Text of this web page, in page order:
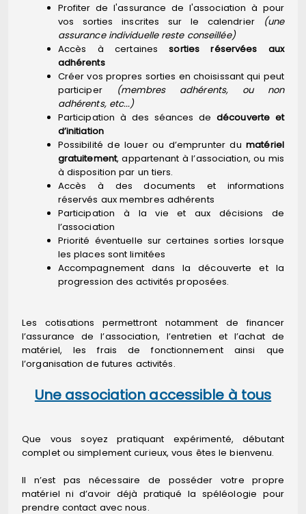
Profiter de l'assurance de l'association à pour
vos sorties inscrites sur le calendrier
(une
assurance individuelle reste conseillée)
Accès à certainessorties réservées aux
adhérents
Créer vos propres sorties en choisissant qui peut
participer
(membres adhérents, ou non
adhérents, etc...)
Participation à des séances dedécouverte et
d’initiation
Possibilité de louer ou d’emprunter dumatériel
gratuitement, appartenant à l’association, ou mis
à disposition par un tiers.
Accès à des documents et informations
réservés aux membres adhérents
Participation à la vie et aux décisions de
l’association
Priorité éventuelle sur certaines sorties lorsque
les places sont limitées
Accompagnement dans la découverte et la
progression des activités proposées.
Les cotisations permettront notamment de financer
l’assurance de l’association, l’entretien et l’achat de
matériel, les frais de fonctionnement ainsi que
l’organisation de futures activités.
Une association accessible à tous
Que vous soyez pratiquant expérimenté, débutant
complet ou simplement curieux, vous êtes le bienvenu.
Il n’est pas nécessaire de posséder votre propre
matériel ni d’avoir déjà pratiqué la spéléologie pour
prendre contact avec nous.